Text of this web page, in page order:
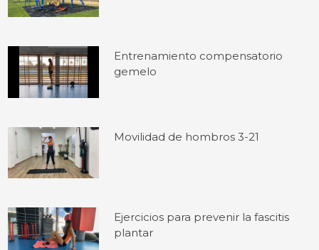
Entrenamiento compensatorio
gemelo
Movilidad de hombros 3-21
Ejercicios para prevenir la fascitis
plantar